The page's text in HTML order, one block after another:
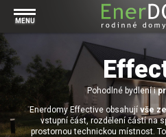
MENU
Prohlížet vše v kategorii Bungalovy
Concept
Exclusive
Effective
Economy
Prohlížet vše v kategorii Projekty
Individuální projekty
Typové řešení
Prohlížet vše v kategorii Technologie
Základová deska
Prohlížet vše v kategorii Kontakt
Pohodlné bydlení i
Enerdomy Effective obsahují vše
vstupní část, rozdělení částí na
prostornou technickou místnost.